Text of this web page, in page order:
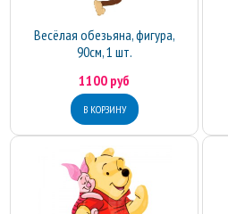
Весёлая обезьяна, фигура,
90см, 1 шт.
1100 руб